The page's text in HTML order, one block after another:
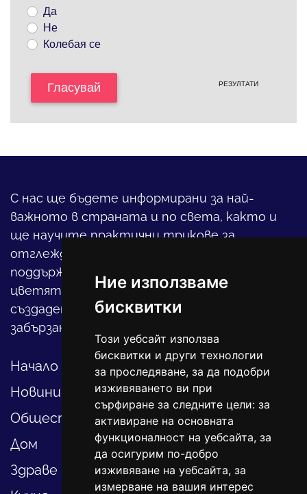
Ние използваме
бисквитки
Този уебсайт използва
бисквитки и други технологии
за проследяване, за да подобри
изживяването ви при
сърфиране за следните цели: за
активиране на основната
функционалност на уебсайта, за
да осигурим по-добро
изживяване на уебсайта, за
измерване на вашия интерес
Да
Не
Колебая се
Гласувай РЕЗУЛТАТИ
С нас ще бъдете информирани за най-
важното в страната и по света, както и
ще научите практични трикове за
отглеждането на детето, за
поддържането на дома и градината,
цветята, интериора и, въобще, как да
създадете своя уютен оазис в този така
забързан свят.
Начало
Новини
Общество
Дом
Здраве